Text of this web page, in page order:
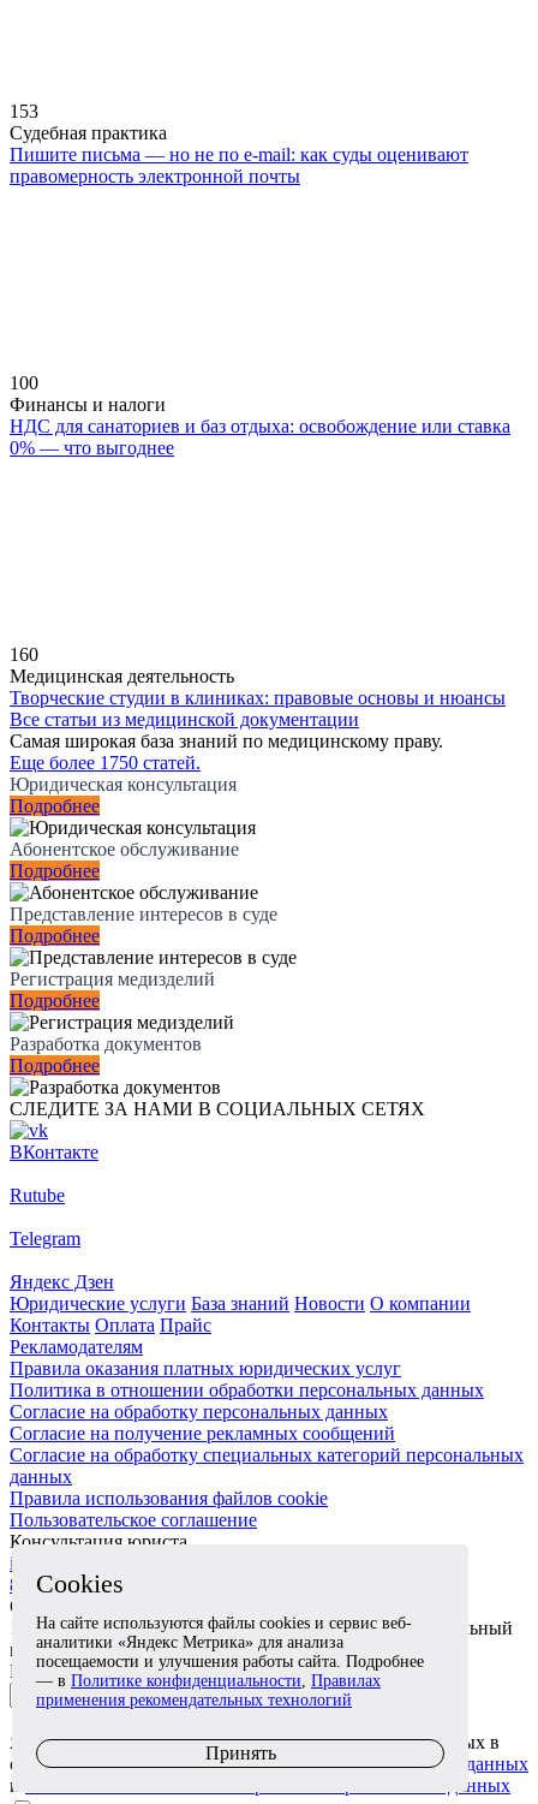
153
Судебная практика
Пишите письма — но не по e-mail: как суды оценивают
правомерность электронной почты
100
Финансы и налоги
НДС для санаториев и баз отдыха: освобождение или ставка
0% — что выгоднее
160
Медицинская деятельность
Творческие студии в клиниках: правовые основы и нюансы
Все статьи из медицинской документации
Самая широкая база знаний по медицинскому праву.
Еще более 1750 статей.
Юридическая консультация
Подробнее
Абонентское обслуживание
Подробнее
Представление интересов в суде
Подробнее
Регистрация медизделий
Подробнее
Разработка документов
Подробнее
СЛЕДИТЕ ЗА НАМИ В СОЦИАЛЬНЫХ СЕТЯХ
ВКонтакте
Rutube
Telegram
Яндекс Дзен
Юридические услуги База знаний Новости О компании
Контакты Оплата Прайс
Рекламодателям
Правила оказания платных юридических услуг
Политика в отношении обработки персональных данных
Согласие на обработку персональных данных
Согласие на получение рекламных сообщений
Согласие на обработку специальных категорий персональных
данных
Правила использования файлов cookie
Пользовательское соглашение
Консультация юриста
info@kormed.ru
8 800 77 00 728
Обратный звонок
125252, Москва, Алабяна 13к1, подъезд 6, этаж 3 (отдельный
вход справа от Сбербанка)
Подписывайтесь на наши статьи и новости!
Подписаться
Я даю согласие на обработку моих персональных данных в
соответствии сСогласием на обработку персональных данных
и
Политикой в отношении обработки персональных данных
Cookies
На сайте используются файлы cookies и сервис веб-
аналитики «Яндекс Метрика» для анализа
посещаемости и улучшения работы сайта. Подробнее
— в Политике конфиденциальности, Правилах
применения рекомендательных технологий
Принять